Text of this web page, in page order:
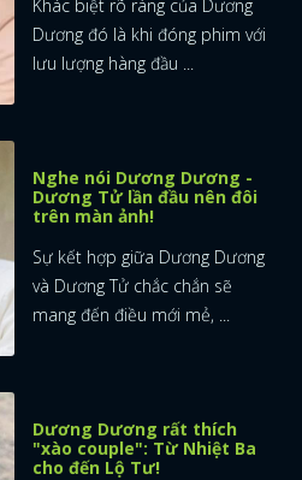
GOOGLE
Khác biệt rõ ràng của Dương
Dương đó là khi đóng phim với
lưu lượng hàng đầu ...
Nghe nói Dương Dương -
Dương Tử lần đầu nên đôi
trên màn ảnh!
Sự kết hợp giữa Dương Dương
và Dương Tử chắc chắn sẽ
mang đến điều mới mẻ, ...
Dương Dương rất thích
"xào couple": Từ Nhiệt Ba
cho đến Lộ Tư!